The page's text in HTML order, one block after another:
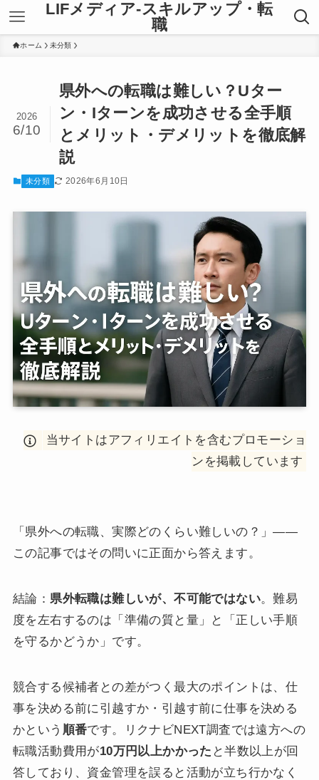
LIFメディア-スキルアップ・転
職
ホーム 未分類
県外への転職は難しい？Uター
ン・Iターンを成功させる全手順
とメリット・デメリットを徹底解
説
2026
6/10
未分類 2026年6月10日
当サイトはアフィリエイトを含むプロモーショ
ンを掲載しています
「県外への転職、実際どのくらい難しいの？」——
この記事ではその問いに正面から答えます。
結論： 県外転職は難しいが、不可能ではない。難易
度を左右するのは「準備の質と量」と「正しい手順
を守るかどうか」です。
競合する候補者との差がつく最大のポイントは、仕
事を決める前に引越すか・引越す前に仕事を決める
かという 順番です。リクナビNEXT調査では遠方への
転職活動費用が10万円以上かかった と半数以上が回
答しており、資金管理を誤ると活動が立ち行かなく